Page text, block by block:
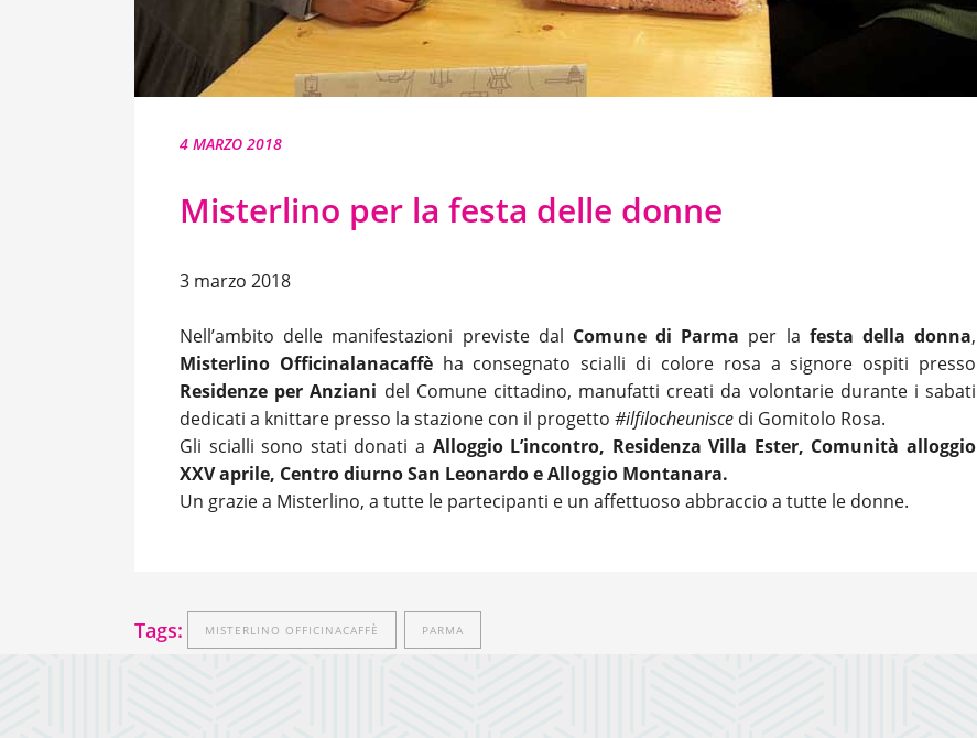
4 MARZO 2018
Misterlino per la festa delle donne
3 marzo 2018
Nell’ambito delle manifestazioni previste dal Comune di Parma per la festa della donna,
Misterlino Officinalanacaffèha consegnato scialli di colore rosa a signore ospiti presso
Residenze per Anziani del Comune cittadino, manufatti creati da volontarie durante i sabati
dedicati a knittare presso la stazione con il progetto #ilfilocheunisce di Gomitolo Rosa.
Gli scialli sono stati donati a Alloggio L’incontro, Residenza Villa Ester, Comunità alloggio
XXV aprile, Centro diurno San Leonardo e Alloggio Montanara.
Un grazie a Misterlino, a tutte le partecipanti e un affettuoso abbraccio a tutte le donne.
Tags: MISTERLINO OFFICINACAFFÈ PARMA